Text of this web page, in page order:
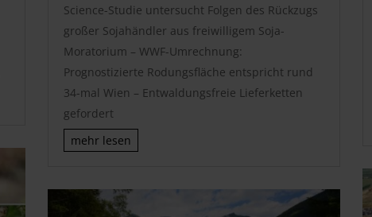
Science-Studie untersucht Folgen des Rückzugs
großer Sojahändler aus freiwilligem Soja-
Moratorium – WWF-Umrechnung:
Prognostizierte Rodungsfläche entspricht rund
34-mal Wien – Entwaldungsfreie Lieferketten
gefordert
mehr lesen